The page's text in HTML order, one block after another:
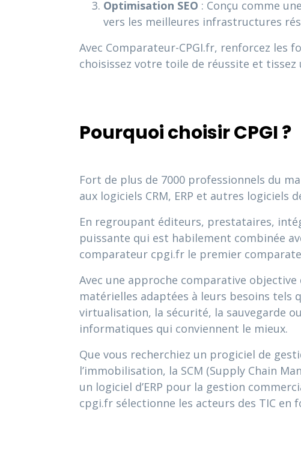
Optimisation SEO : Conçu comme
vers les meilleures infrastructures
Avec Comparateur-CPGI.fr, renforcez les
choisissez votre toile de réussite et
Pourquoi choisir CPGI ?
Fort de plus de 7000 professionnels du
aux logiciels CRM, ERP et autres logiciels
En regroupant éditeurs, prestataires,
puissante qui est habilement combinée
comparateur cpgi.fr le premier
Avec une approche comparative
matérielles adaptées à leurs besoins tels
virtualisation, la sécurité, la sauvegarde
informatiques qui conviennent le mieux.
Que vous recherchiez un progiciel de
l’immobilisation, la SCM (Supply Chain
un logiciel d’ERP pour la gestion
cpgi.fr sélectionne les acteurs des TIC en